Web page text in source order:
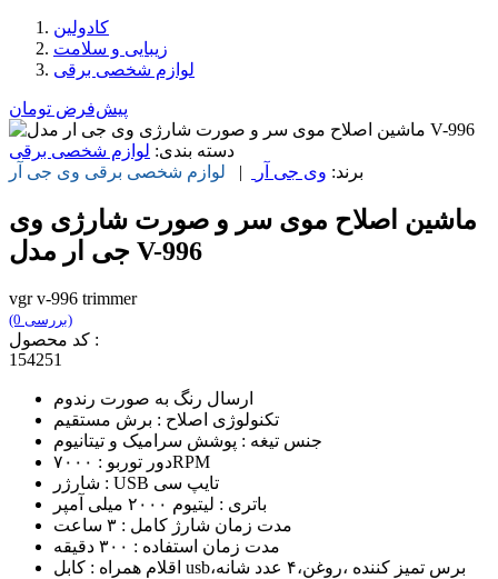
کادولین
زیبایی و سلامت
لوازم شخصی برقی
پیش‌فرض تومان
دسته بندی: لوازم شخصی برقی
برند: وی جی آر | لوازم شخصی برقی وی جی آر
ماشین اصلاح موی سر و صورت شارژی وی
جی ار مدل V-996
vgr v-996 trimmer
(0 بررسی)
کد محصول :
154251
ارسال رنگ به صورت رندوم
تکنولوژی اصلاح : برش مستقیم
جنس تیغه : پوشش سرامیک و تیتانیوم
دور توربو : ۷۰۰۰RPM
شارژر : USB تایپ سی
باتری : لیتیوم ۲۰۰۰ میلی آمپر
مدت زمان شارژ کامل : ۳ ساعت
مدت زمان استفاده : ۳۰۰ دقیقه
اقلام همراه : کابل usb،برس تمیز کننده ،روغن،۴ عدد شانه